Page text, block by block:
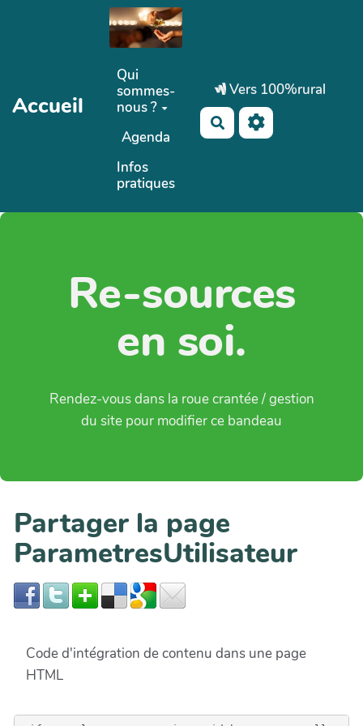
Aller au contenu principal
Accueil
Qui
sommes-
nous ?
Agenda
Infos
pratiques
Vers 100%rural
Rechercher
Re-sources
en soi.
Rendez-vous dans la roue crantée / gestion
du site pour modifier ce bandeau
Partager la page
ParametresUtilisateur
Code d'intégration de contenu dans une page
HTML